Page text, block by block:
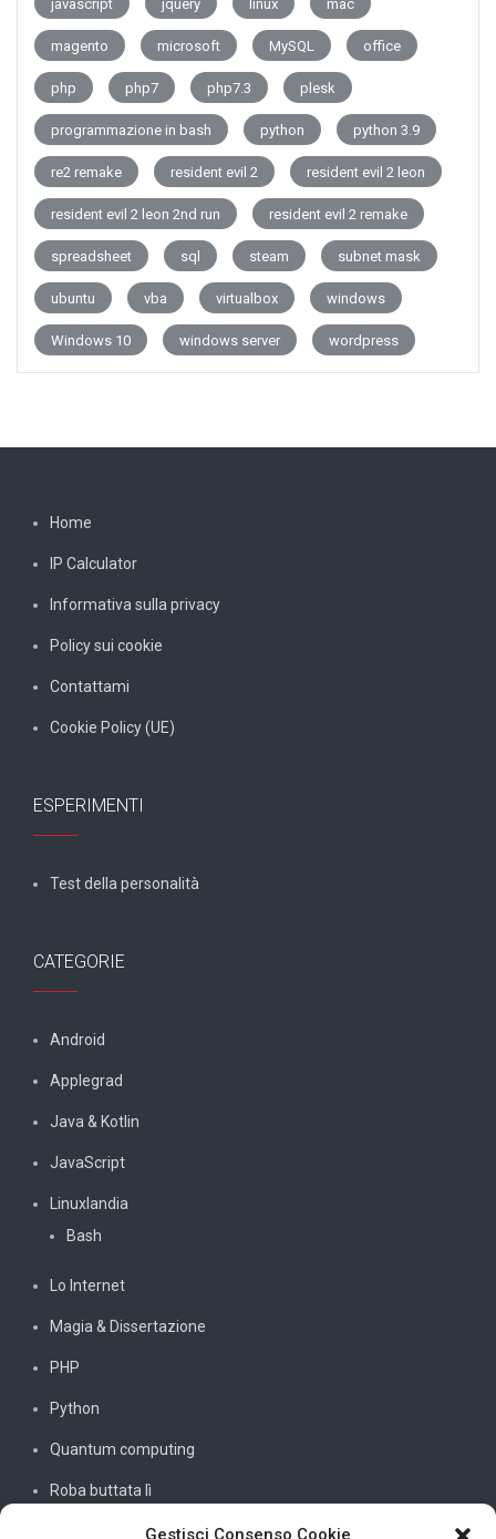
Gestisci Consenso Cookie
javascript jquery linux mac
magento microsoft MySQL office
php php7 php7.3 plesk
programmazione in bash python python 3.9
re2 remake resident evil 2 resident evil 2 leon
resident evil 2 leon 2nd run resident evil 2 remake
spreadsheet sql steam subnet mask
ubuntu vba virtualbox windows
Windows 10 windows server wordpress
Home
IP Calculator
Informativa sulla privacy
Policy sui cookie
Contattami
Cookie Policy (UE)
ESPERIMENTI
Test della personalità
CATEGORIE
Android
Applegrad
Java & Kotlin
JavaScript
Linuxlandia
Bash
Lo Internet
Magia & Dissertazione
PHP
Python
Quantum computing
Roba buttata lì